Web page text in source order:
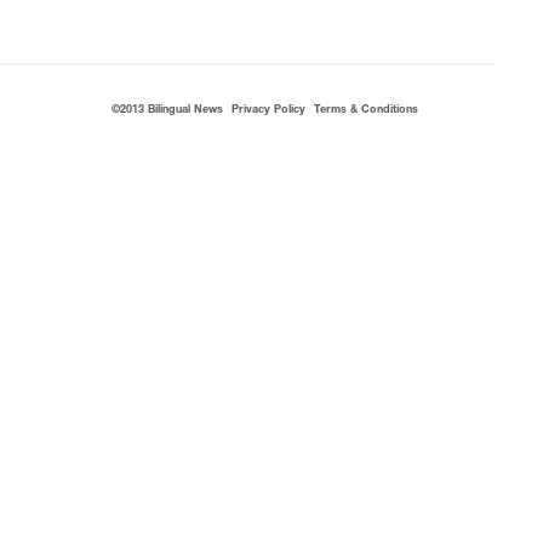
©2013 Bilingual News Privacy Policy Terms & Conditions